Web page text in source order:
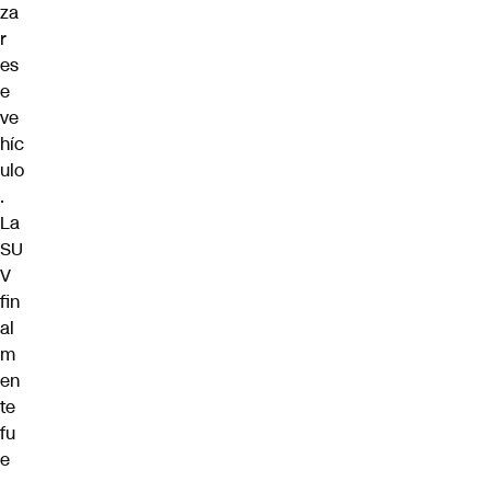
za
r
es
e
ve
híc
ulo
.
La
SU
V
fin
al
m
en
te
fu
e